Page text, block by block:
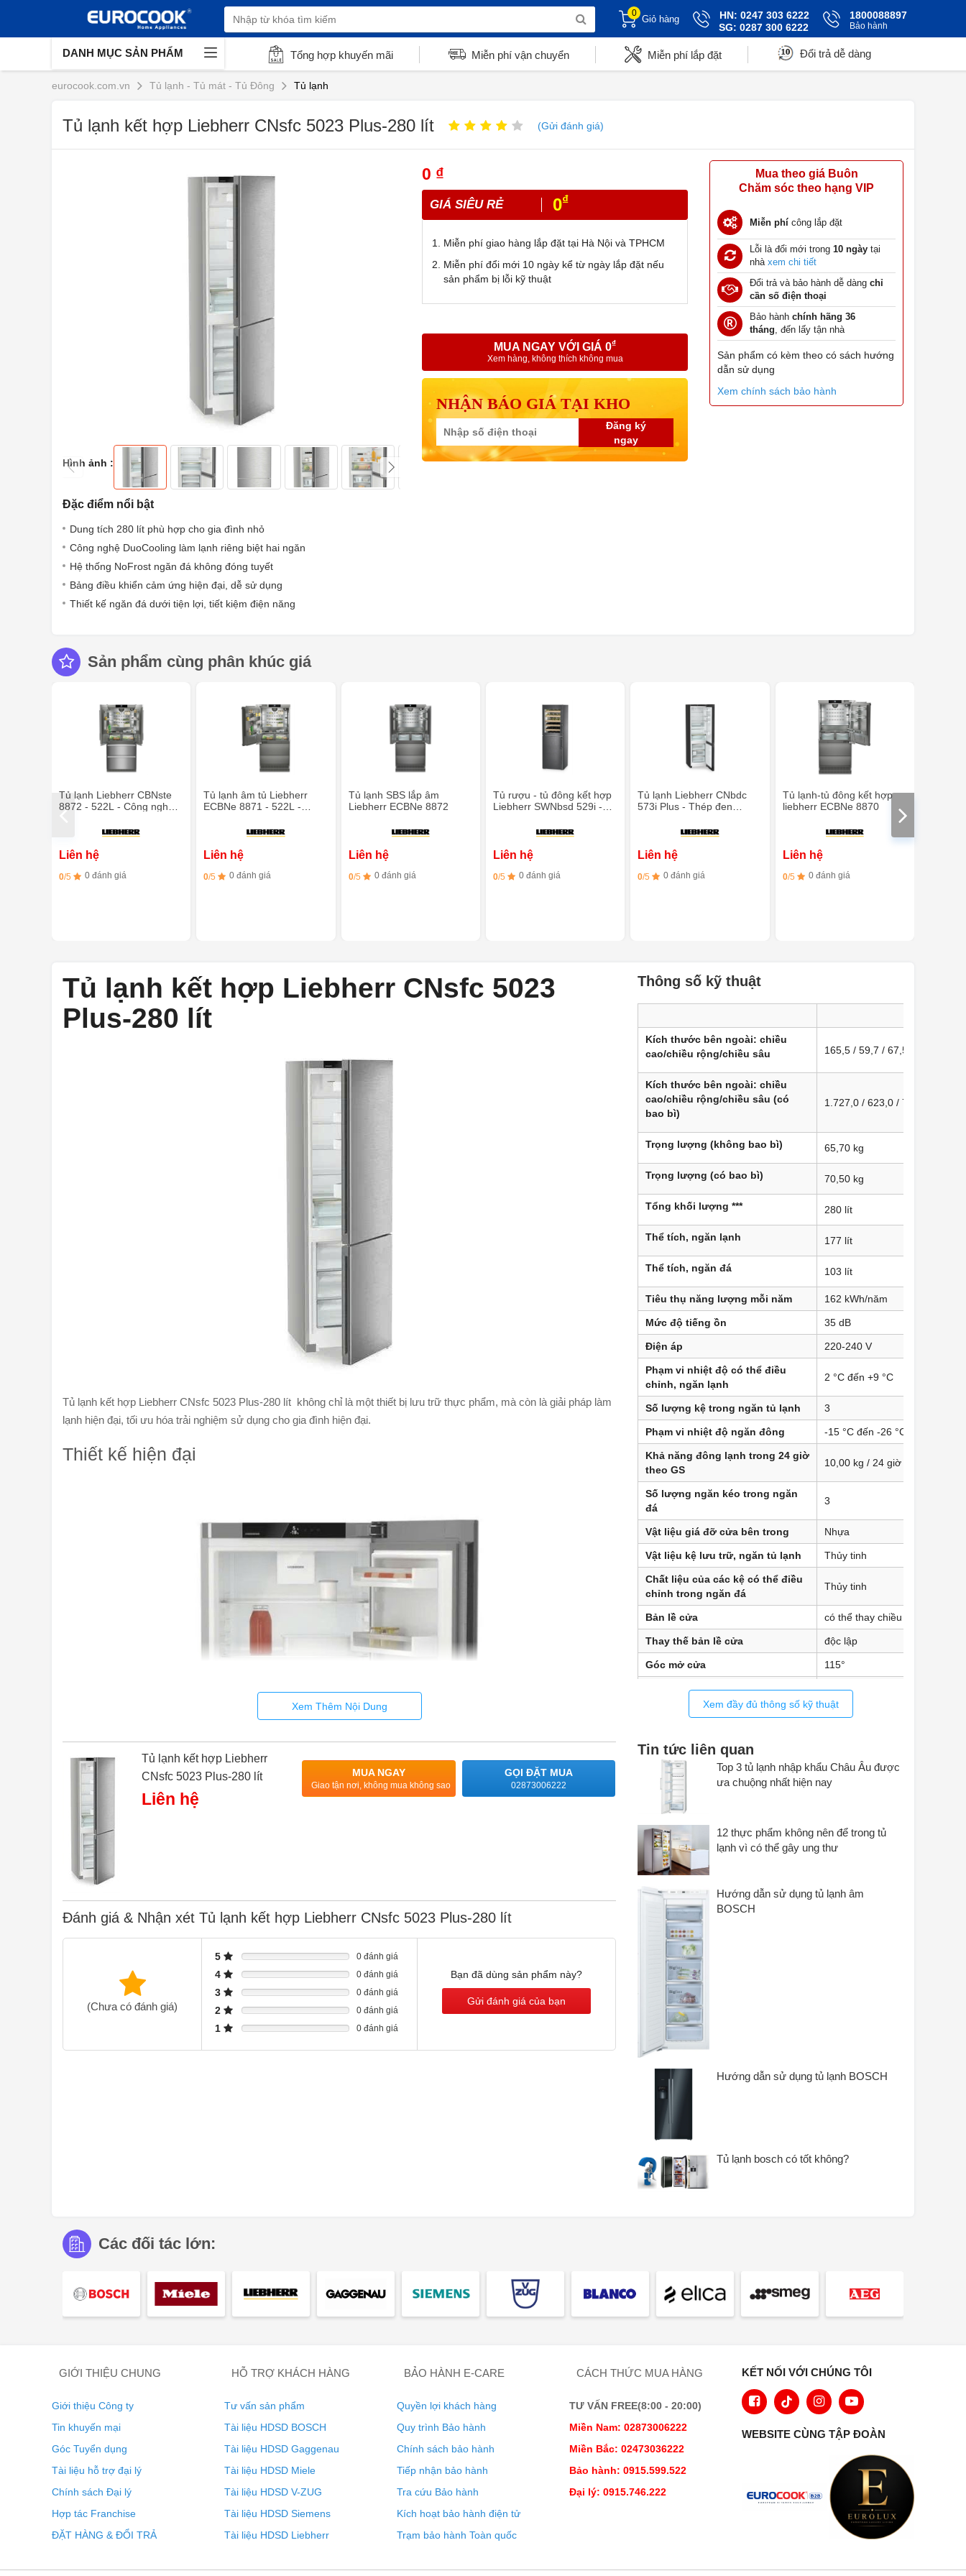
0
Giỏ hàng
HN: 0247 303 6222
SG: 0287 300 6222
1800088897
Bảo hành
DANH MỤC SẢN PHẨM Tổng hợp khuyến mãi Miễn phí vận chuyển Miễn phí lắp đặt Đổi trả dễ dàng
eurocook.com.vn Tủ lạnh - Tủ mát - Tủ Đông Tủ lạnh
Tủ lạnh kết hợp Liebherr CNsfc 5023 Plus-280 lít (Gửi đánh giá)
Hình ảnh :
Đặc điểm nổi bật
Dung tích 280 lít phù hợp cho gia đình nhỏ
Công nghệ DuoCooling làm lạnh riêng biệt hai ngăn
Hệ thống NoFrost ngăn đá không đóng tuyết
Bảng điều khiển cảm ứng hiện đại, dễ sử dụng
Thiết kế ngăn đá dưới tiện lợi, tiết kiệm điện năng
0 ₫
GIÁ SIÊU RẺ 0₫
Miễn phí giao hàng lắp đặt tại Hà Nội và TPHCM
Miễn phí đổi mới 10 ngày kể từ ngày lắp đặt nếu
sản phẩm bị lỗi kỹ thuật
MUA NGAY VỚI GIÁ 0₫
Xem hàng, không thích không mua
NHẬN BÁO GIÁ TẠI KHO
Đăng ký
ngay
Mua theo giá Buôn
Chăm sóc theo hạng VIP
Miễn phí công lắp đặt
Lỗi là đổi mới trong 10 ngày tại
nhà xem chi tiết
Đổi trả và bảo hành dễ dàng chỉ
cần số điện thoại
Bảo hành chính hãng 36
tháng, đến lấy tận nhà
Sản phẩm có kèm theo có sách hướng
dẫn sử dụng
Xem chính sách bảo hành
Sản phẩm cùng phân khúc giá
Tủ lạnh Liebherr CBNste
8872 - 522L - Công nghệ
Liên hệ
0/5 0 đánh giá
Tủ lạnh âm tủ Liebherr
ECBNe 8871 - 522L -
Liên hệ
0/5 0 đánh giá
Tủ lạnh SBS lắp âm
Liebherr ECBNe 8872
Liên hệ
0/5 0 đánh giá
Tủ rượu - tủ đông kết hợp
Liebherr SWNbsd 529i -
Liên hệ
0/5 0 đánh giá
Tủ lạnh Liebherr CNbdc
573i Plus - Thép đen
Liên hệ
0/5 0 đánh giá
Tủ lạnh-tủ đông kết hợp
liebherr ECBNe 8870
Liên hệ
0/5 0 đánh giá
Tủ lạnh kết hợp Liebherr CNsfc 5023
Plus-280 lít
Tủ lạnh kết hợp Liebherr CNsfc 5023 Plus-280 lít không chỉ là một thiết bị lưu trữ thực phẩm, mà còn là giải pháp làm
lạnh hiện đại, tối ưu hóa trải nghiệm sử dụng cho gia đình hiện đại.
Thiết kế hiện đại
Tủ lạnh kết hợp Liebherr CNsfc 5023 Plus-280 lít sở hữu thiết kế độc lập, vỏ ngoài thép không gỉ chống bám vân tay
SmartSteel, tạo nên vẻ ngoài sang trọng và dễ vệ sinh. Các đường nét tinh tế cùng tay nắm ẩn hiện đại phù hợp với
EasyFresh
Xem Thêm Nội Dung
Tủ lạnh kết hợp Liebherr
CNsfc 5023 Plus-280 lít
Liên hệ
MUA NGAY
Giao tận nơi, không mua không sao
GỌI ĐẶT MUA
02873006222
Đánh giá & Nhận xét Tủ lạnh kết hợp Liebherr CNsfc 5023 Plus-280 lít
(Chưa có đánh giá)
5 0 đánh giá
4 0 đánh giá
3 0 đánh giá
2 0 đánh giá
1 0 đánh giá
Bạn đã dùng sản phẩm này?
Gửi đánh giá của bạn
Thông số kỹ thuật
Kích thước bên ngoài: chiều
cao/chiều rộng/chiều sâu
165,5 / 59,7 / 67,5 cm
Kích thước bên ngoài: chiều
cao/chiều rộng/chiều sâu (có
bao bì)
1.727,0 / 623,0 / 772,0 mm
Trọng lượng (không bao bì) 65,70 kg
Trọng lượng (có bao bì) 70,50 kg
Tổng khối lượng *** 280 lít
Thể tích, ngăn lạnh 177 lít
Thể tích, ngăn đá 103 lít
Tiêu thụ năng lượng mỗi năm 162 kWh/năm
Mức độ tiếng ồn 35 dB
Điện áp 220-240 V
Phạm vi nhiệt độ có thể điều
chỉnh, ngăn lạnh
2 °C đến +9 °C
Số lượng kệ trong ngăn tủ lạnh 3
Phạm vi nhiệt độ ngăn đông -15 °C đến -26 °C
Khả năng đông lạnh trong 24 giờ
theo GS
10,00 kg / 24 giờ
Số lượng ngăn kéo trong ngăn
đá
3
Vật liệu giá đỡ cửa bên trong Nhựa
Vật liệu kệ lưu trữ, ngăn tủ lạnh Thủy tinh
Chất liệu của các kệ có thể điều
chỉnh trong ngăn đá
Thủy tinh
Bản lề cửa có thể thay chiều
Thay thế bản lề cửa độc lập
Góc mở cửa 115°
Chân có thể điều chỉnh độ cao 2
Cáp kết nối (chiều dài) 2.000 mm
Xem đầy đủ thông số kỹ thuật
Tin tức liên quan
Top 3 tủ lạnh nhập khẩu Châu Âu được
ưa chuộng nhất hiện nay
12 thực phẩm không nên để trong tủ
lạnh vì có thể gây ung thư
Hướng dẫn sử dụng tủ lạnh âm
BOSCH
Hướng dẫn sử dụng tủ lạnh BOSCH
Tủ lạnh bosch có tốt không?
Các đối tác lớn:
GIỚI THIỆU CHUNG
Giới thiệu Công ty
Tin khuyến mại
Góc Tuyển dụng
Tài liệu hỗ trợ đại lý
Chính sách Đại lý
Hợp tác Franchise
ĐẶT HÀNG & ĐỔI TRẢ
HỖ TRỢ KHÁCH HÀNG
Tư vấn sản phẩm
Tài liệu HDSD BOSCH
Tài liệu HDSD Gaggenau
Tài liệu HDSD Miele
Tài liệu HDSD V-ZUG
Tài liệu HDSD Siemens
Tài liệu HDSD Liebherr
BẢO HÀNH E-CARE
Quyền lợi khách hàng
Quy trình Bảo hành
Chính sách bảo hành
Tiếp nhận bảo hành
Tra cứu Bảo hành
Kích hoạt bảo hành điện tử
Trạm bảo hành Toàn quốc
CÁCH THỨC MUA HÀNG
TƯ VẤN FREE(8:00 - 20:00)
Miền Nam: 02873006222
Miền Bắc: 02473036222
Bảo hành: 0915.599.522
Đại lý: 0915.746.222
KẾT NỐI VỚI CHÚNG TÔI
WEBSITE CÙNG TẬP ĐOÀN